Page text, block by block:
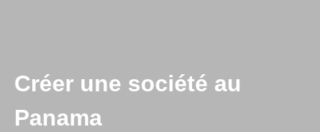
Créer une société au
Panama